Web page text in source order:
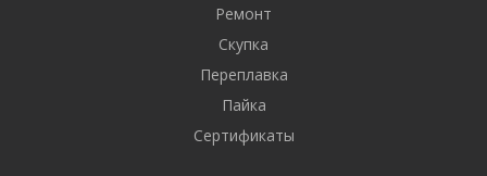
Ремонт
Скупка
Переплавка
Пайка
Сертификаты